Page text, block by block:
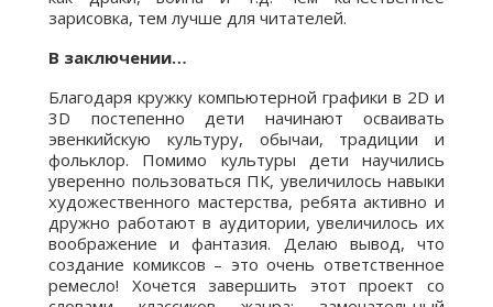
зарисовка, тем лучше для читателей.
В заключении…
Благодаря кружку компьютерной графики в 2D и
3D постепенно дети начинают осваивать
эвенкийскую культуру, обычаи, традиции и
фольклор. Помимо культуры дети научились
уверенно пользоваться ПК, увеличилось навыки
художественного мастерства, ребята активно и
дружно работают в аудитории, увеличилось их
воображение и фантазия. Делаю вывод, что
создание комиксов – это очень ответственное
ремесло! Хочется завершить этот проект со